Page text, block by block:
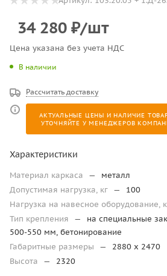
34 280 ₽/шт
Цена указана без учета НДС
В наличии
Рассчитать доставку
АКТУАЛЬНЫЕ ЦЕНЫ И НАЛИЧИЕ
УТОЧНЯЙТЕ У МЕНЕДЖЕРОВ
Характеристики
Материал каркаса —
металл
Допустимая нагрузка, кг —
100
Нагрузка на навесное оборудование,
Тип крепления
—
на специальные
500-550 мм, бетонирование
Габаритные размеры
—
2880 x 2470
Высота
— 2320